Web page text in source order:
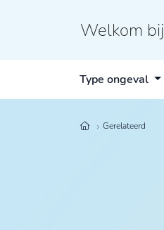
Welkom bij
Type ongeval
Gerelateerd